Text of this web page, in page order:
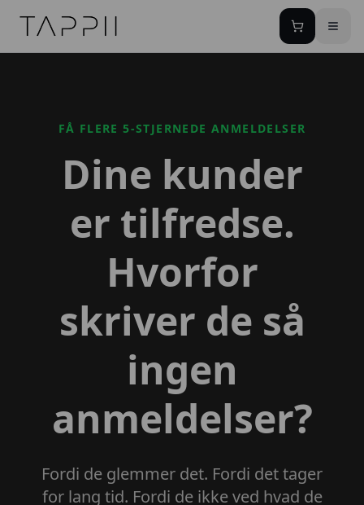
TAPPII - NFC Visitkort Danmark
FÅ FLERE 5-STJERNEDE ANMELDELSER
Dine kunder
er tilfredse.
Hvorfor
skriver de så
ingen
anmeldelser?
Fordi de glemmer det. Fordi det tager
for lang tid. Fordi de ikke ved hvad de